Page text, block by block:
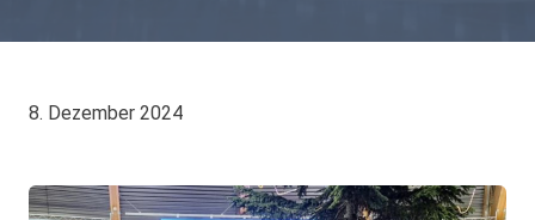
8. Dezember 2024